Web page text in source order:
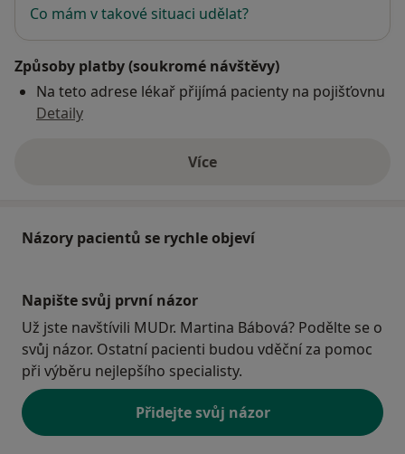
Co mám v takové situaci udělat?
Způsoby platby (soukromé návštěvy)
Na teto adrese lékař přijímá pacienty na pojišťovnu
Detaily
Víceo adrese
Názory pacientů se rychle objeví
Napište svůj první názor
Už jste navštívili MUDr. Martina Bábová? Podělte se o
svůj názor. Ostatní pacienti budou vděční za pomoc
při výběru nejlepšího specialisty.
Přidejte svůj názor